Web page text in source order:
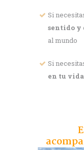
Si
sentido y
al mundo
Si
en tu vida